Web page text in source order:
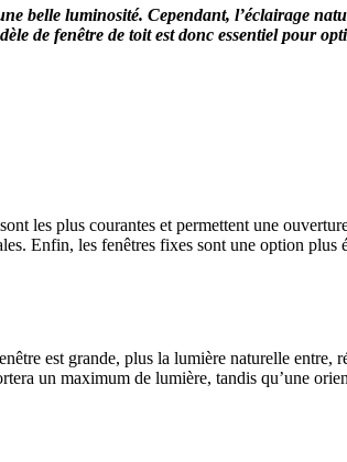
belle luminosité. Cependant, l’éclairage
de fenêtre de toit est donc essentiel pour
les plus courantes et permettent une
Enfin, les fenêtres fixes sont une option plus
est grande, plus la lumière naturelle entre,
un maximum de lumière, tandis qu’une